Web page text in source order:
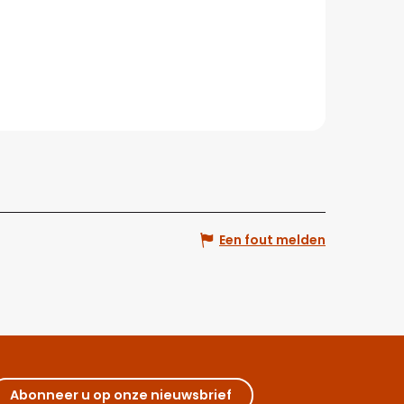
Een fout melden
Abonneer u op onze nieuwsbrief